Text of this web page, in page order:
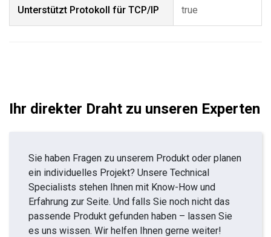
Unterstützt Protokoll für TCP/IP true
Ihr direkter Draht zu unseren Experten
Sie haben Fragen zu unserem Produkt oder planen
ein individuelles Projekt? Unsere Technical
Specialists stehen Ihnen mit Know-How und
Erfahrung zur Seite. Und falls Sie noch nicht das
passende Produkt gefunden haben – lassen Sie
es uns wissen. Wir helfen Ihnen gerne weiter!